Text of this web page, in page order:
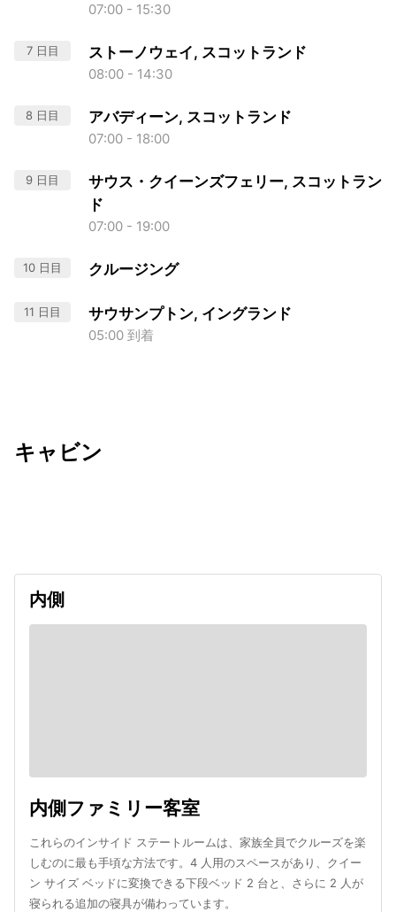
07:00 - 15:30
7 日目 ストーノウェイ, スコットランド
08:00 - 14:30
8 日目 アバディーン, スコットランド
07:00 - 18:00
9 日目
サウス・クイーンズフェリー, スコットラン
ド
07:00 - 19:00
10 日目 クルージング
11 日目 サウサンプトン, イングランド
05:00 到着
キャビン
内側
内側ファミリー客室
これらのインサイド ステートルームは、家族全員でクルーズを楽
しむのに最も手頃な方法です。4 人用のスペースがあり、クイー
ン サイズ ベッドに変換できる下段ベッド 2 台と、さらに 2 人が
寝られる追加の寝具が備わっています。